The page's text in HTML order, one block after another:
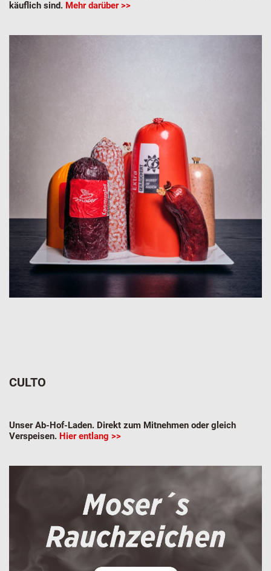
käuflich sind. Mehr darüber >>
CULTO
Unser Ab-Hof-Laden. Direkt zum Mitnehmen oder gleich
Verspeisen. Hier entlang >>